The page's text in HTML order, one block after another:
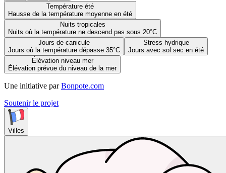
Température été
Hausse de la température moyenne en été
Nuits tropicales
Nuits où la température ne descend pas sous 20°C
Jours de canicule
Jours où la température dépasse 35°C
Stress hydrique
Jours avec sol sec en été
Élévation niveau mer
Élévation prévue du niveau de la mer
Une initiative par Bonpote.com
Soutenir le projet
Villes